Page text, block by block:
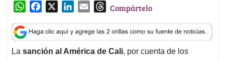
W
a
t
s
c
e
b
n
k
e
a
i
l
T
r
e
a
Compártelo
La sanción al América de Cali, por cuenta de los